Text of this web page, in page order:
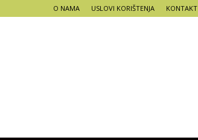
O NAMA USLOVI KORIŠTENJA KONTAKT